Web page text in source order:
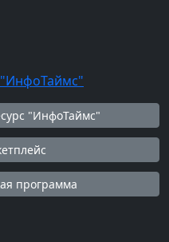
"ИнфоТаймс"
программа